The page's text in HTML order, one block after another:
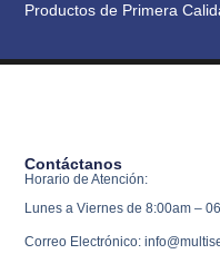
Productos de Primera
Contáctanos
Horario de Atención:
Lunes a Viernes de 8:00am –
Correo Electrónico: